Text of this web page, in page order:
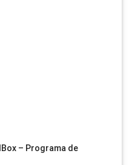
– Programa de